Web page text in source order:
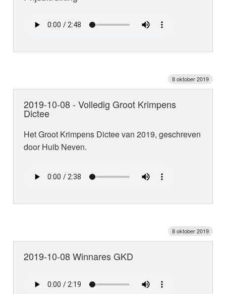
8 oktober 2019
2019-10-08 - Volledig Groot Krimpens
Dictee
Het Groot Krimpens Dictee van 2019, geschreven
door Huib Neven.
8 oktober 2019
2019-10-08 Winnares GKD